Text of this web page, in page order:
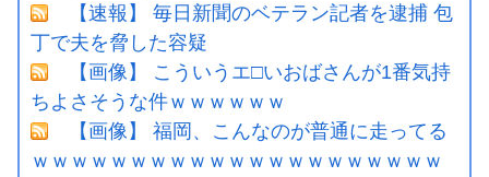
【速報】 毎日新聞のベテラン記者を逮捕 包
丁で夫を脅した容疑
【画像】 こういうエ□いおばさんが1番気持
ちよさそうな件ｗｗｗｗｗｗ
【画像】 福岡、こんなのが普通に走ってる
ｗｗｗｗｗｗｗｗｗｗｗｗｗｗｗｗｗｗｗｗｗ